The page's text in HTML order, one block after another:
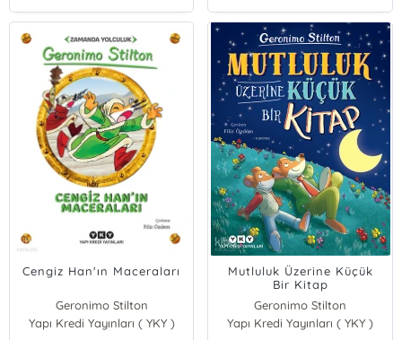
Cengiz Han'ın Maceraları
Geronimo Stilton
Yapı Kredi Yayınları ( YKY )
Mutluluk Üzerine Küçük
Bir Kitap
Geronimo Stilton
Yapı Kredi Yayınları ( YKY )